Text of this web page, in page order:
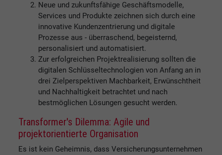
Neue und zukunftsfähige Geschäftsmodelle,
Services und Produkte zeichnen sich durch eine
innovative Kundenzentrierung und digitale
Prozesse aus - überraschend, begeisternd,
personalisiert und automatisiert.
Zur erfolgreichen Projektrealisierung sollten die
digitalen Schlüsseltechnologien von Anfang an in
drei Zielperspektiven Machbarkeit, Erwünschtheit
und Nachhaltigkeit betrachtet und nach
bestmöglichen Lösungen gesucht werden.
Transformer's Dilemma: Agile und
projektorientierte Organisation
Es ist kein Geheimnis, dass Versicherungsunternehmen